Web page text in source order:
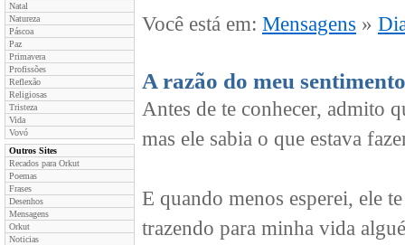
Natal
Natureza
Páscoa
Paz
Primavera
Profissões
Reflexão
Religiosas
Tristeza
Vida
Vovó
Outros Sites
Recados para Orkut
Poemas
Frases
Desenhos
Mensagens
Orkut
Noticias
Você está em: Mensagens »
A razão do meu sentimento
Antes de te conhecer, admito
mas ele sabia o que estava
E quando menos esperei, ele
trazendo para minha vida